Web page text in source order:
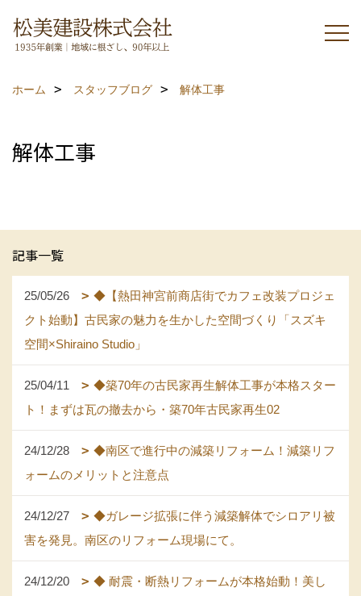
ホーム スタッフブログ 解体工事
解体工事
記事一覧
25/05/26
◆【熱田神宮前商店街でカフェ改装プロジェ
クト始動】古民家の魅力を生かした空間づくり「スズキ
空間×Shiraino Studio」
25/04/11
◆築70年の古民家再生解体工事が本格スター
ト！まずは瓦の撤去から・築70年古民家再生02
24/12/28
◆南区で進行中の減築リフォーム！減築リフ
ォームのメリットと注意点
24/12/27
◆ガレージ拡張に伴う減築解体でシロアリ被
害を発見。南区のリフォーム現場にて。
24/12/20
◆ 耐震・断熱リフォームが本格始動！美し